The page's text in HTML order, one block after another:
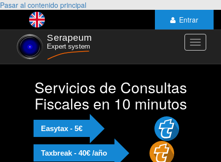
Pasar al contenido principal
Entrar
Toggle
Servicios de Consultas
Fiscales en 10 minutos
Easytax - 5€
Taxbreak - 40€ /año